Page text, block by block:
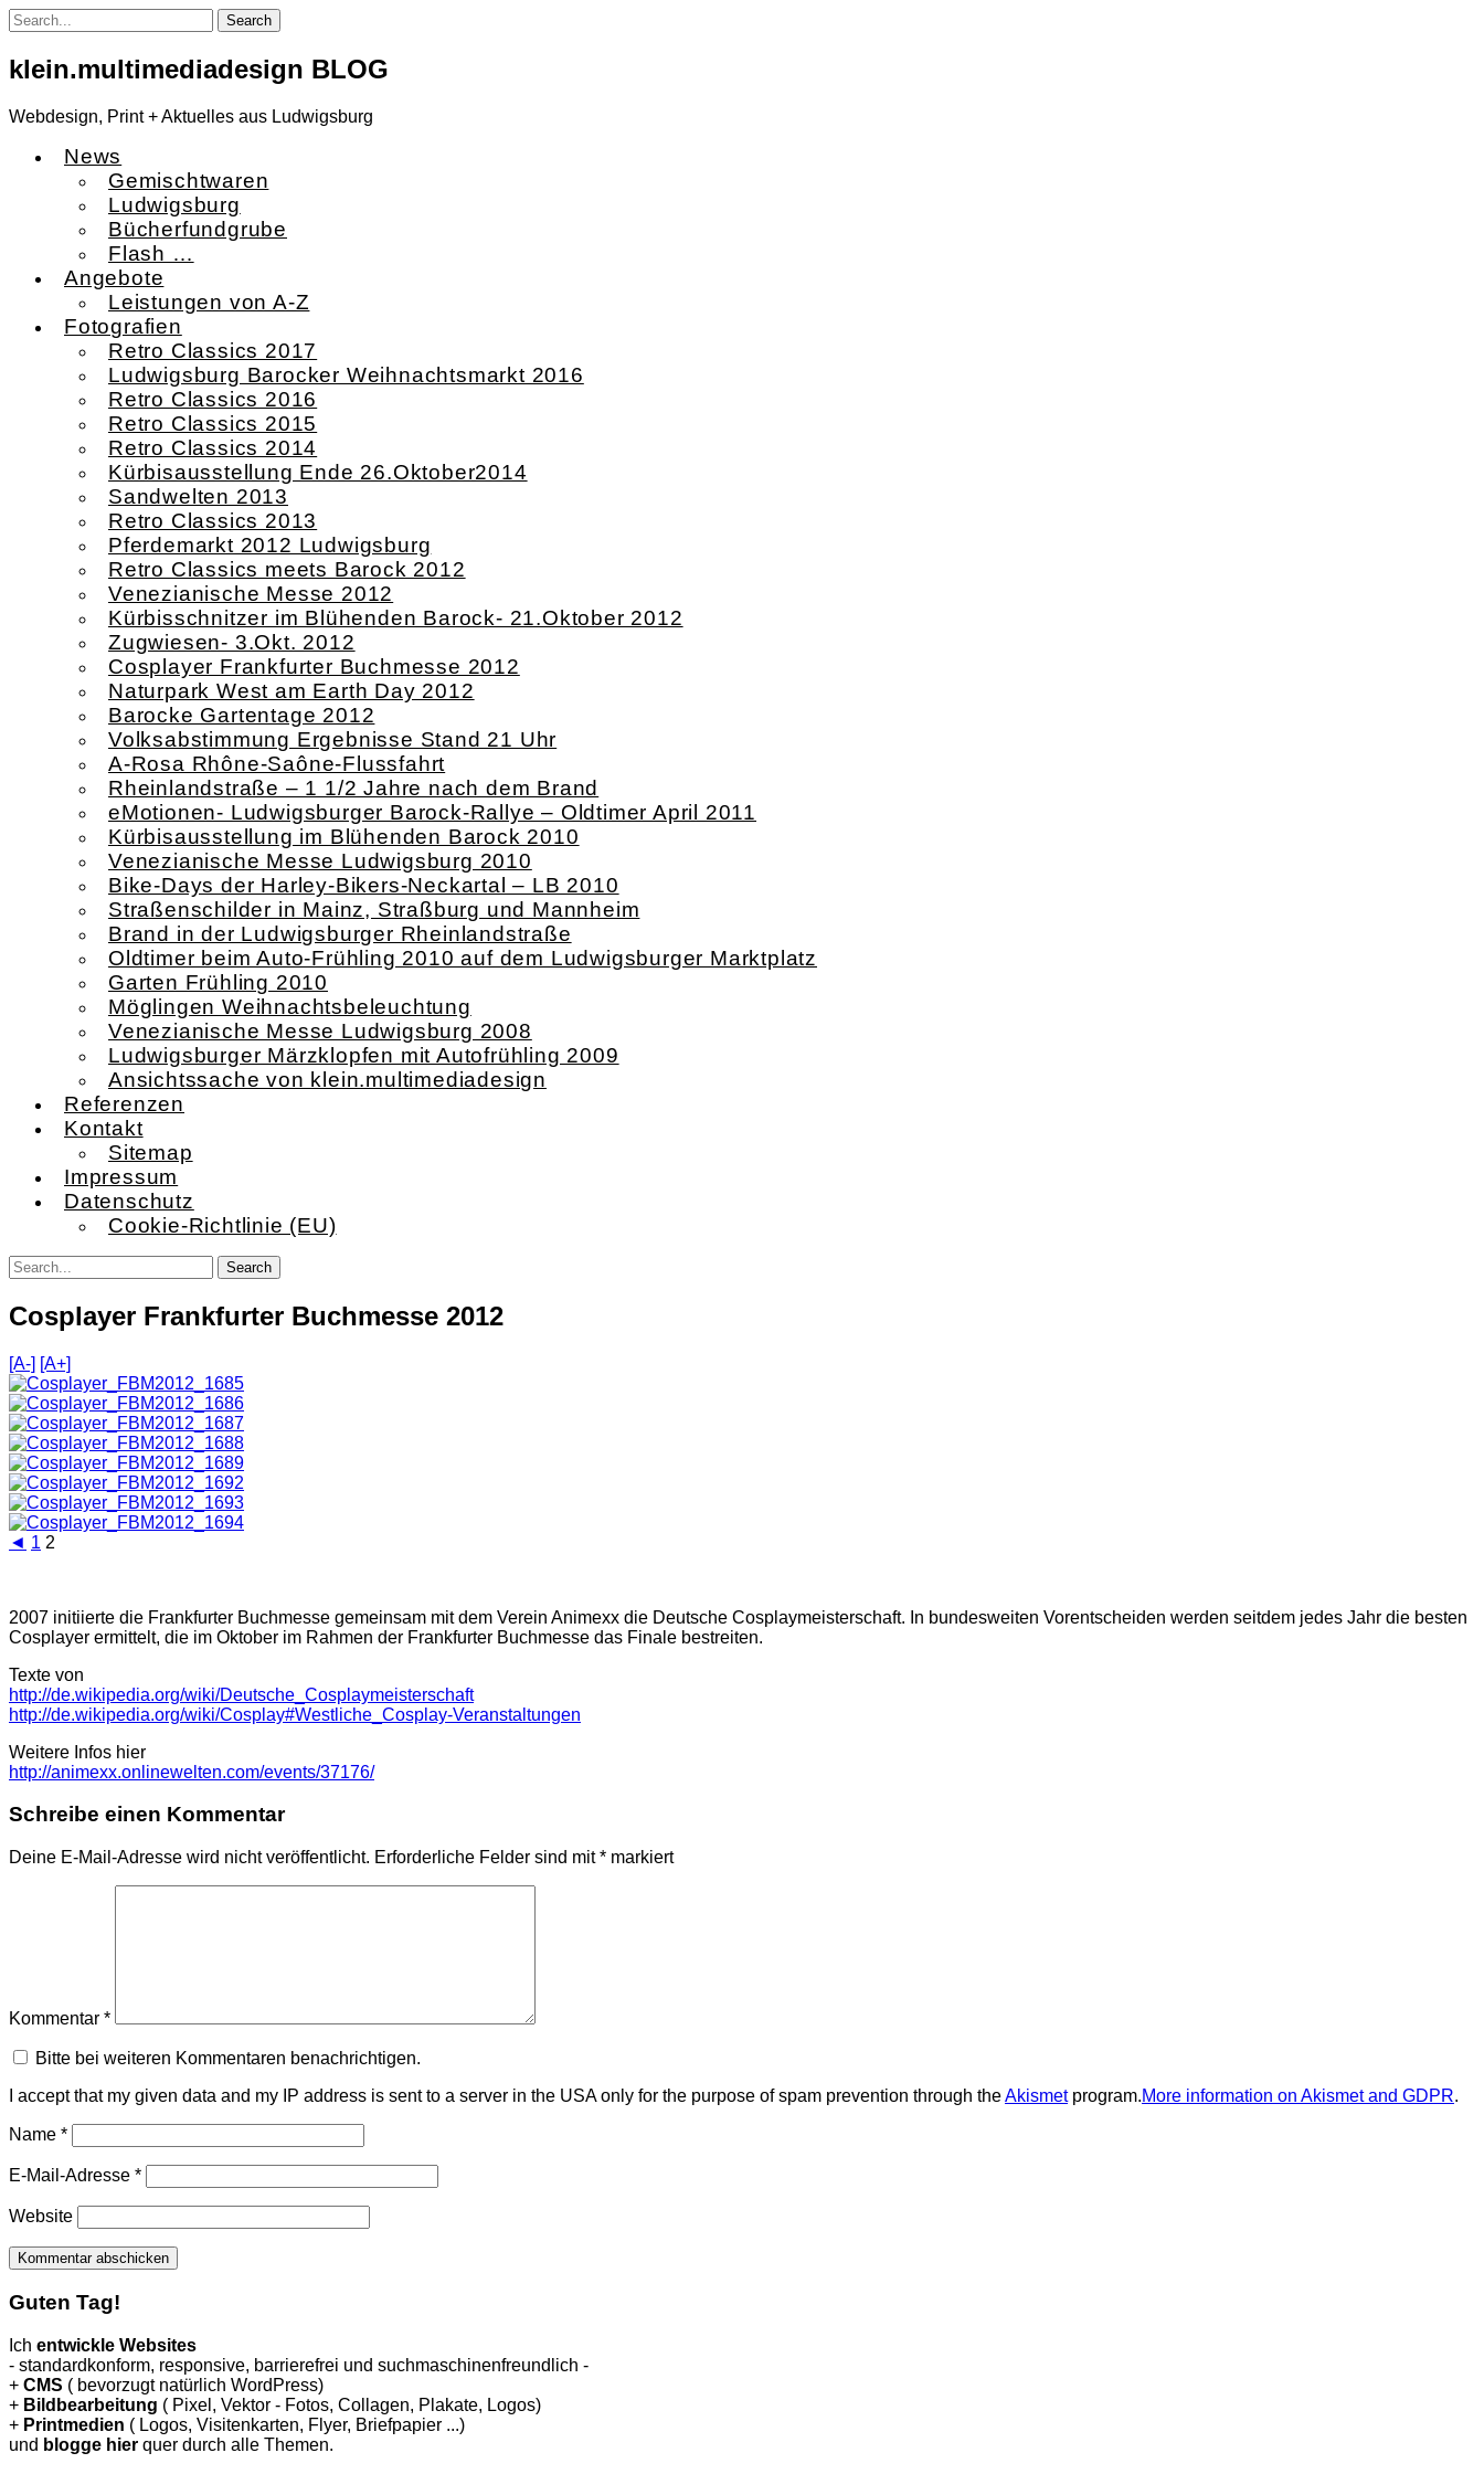
Skip
to
content
klein.multimediadesign BLOG
Webdesign, Print + Aktuelles aus Ludwigsburg
News
Gemischtwaren
Ludwigsburg
Bücherfundgrube
Flash …
Angebote
Leistungen von A-Z
Fotografien
Retro Classics 2017
Ludwigsburg Barocker Weihnachtsmarkt 2016
Retro Classics 2016
Retro Classics 2015
Retro Classics 2014
Kürbisausstellung Ende 26.Oktober2014
Sandwelten 2013
Retro Classics 2013
Pferdemarkt 2012 Ludwigsburg
Retro Classics meets Barock 2012
Venezianische Messe 2012
Kürbisschnitzer im Blühenden Barock- 21.Oktober 2012
Zugwiesen- 3.Okt. 2012
Cosplayer Frankfurter Buchmesse 2012
Naturpark West am Earth Day 2012
Barocke Gartentage 2012
Volksabstimmung Ergebnisse Stand 21 Uhr
A-Rosa Rhône-Saône-Flussfahrt
Rheinlandstraße – 1 1/2 Jahre nach dem Brand
eMotionen- Ludwigsburger Barock-Rallye – Oldtimer April 2011
Kürbisausstellung im Blühenden Barock 2010
Venezianische Messe Ludwigsburg 2010
Bike-Days der Harley-Bikers-Neckartal – LB 2010
Straßenschilder in Mainz, Straßburg und Mannheim
Brand in der Ludwigsburger Rheinlandstraße
Oldtimer beim Auto-Frühling 2010 auf dem Ludwigsburger Marktplatz
Garten Frühling 2010
Möglingen Weihnachtsbeleuchtung
Venezianische Messe Ludwigsburg 2008
Ludwigsburger Märzklopfen mit Autofrühling 2009
Ansichtssache von klein.multimediadesign
Referenzen
Kontakt
Sitemap
Impressum
Datenschutz
Cookie-Richtlinie (EU)
Cosplayer Frankfurter Buchmesse 2012
[A-] [A+]
◄ 1 2
2007 initiierte die Frankfurter Buchmesse gemeinsam mit dem Verein Animexx die Deutsche Cosplaymeisterschaft. In bundesweiten Vorentscheiden werden seitdem jedes Jahr die besten
Cosplayer ermittelt, die im Oktober im Rahmen der Frankfurter Buchmesse das Finale bestreiten.
Texte von
http://de.wikipedia.org/wiki/Deutsche_Cosplaymeisterschaft
http://de.wikipedia.org/wiki/Cosplay#Westliche_Cosplay-Veranstaltungen
Weitere Infos hier
http://animexx.onlinewelten.com/events/37176/
Schreibe einen Kommentar
Deine E-Mail-Adresse wird nicht veröffentlicht. Erforderliche Felder sind mit* markiert
Kommentar *
Bitte bei weiteren Kommentaren benachrichtigen.
I accept that my given data and my IP address is sent to a server in the USA only for the purpose of spam prevention through theAkismetprogram.More information on Akismet and GDPR.
Name *
E-Mail-Adresse *
Website
Guten Tag!
Ich entwickle Websites
- standardkonform, responsive, barrierefrei und suchmaschinenfreundlich -
+ CMS ( bevorzugt natürlich WordPress)
+ Bildbearbeitung ( Pixel, Vektor - Fotos, Collagen, Plakate, Logos)
+ Printmedien ( Logos, Visitenkarten, Flyer, Briefpapier ...)
und blogge hier quer durch alle Themen.